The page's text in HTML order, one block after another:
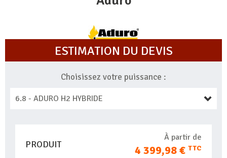
ESTIMATION DU DEVIS
Choisissez votre puissance :
PRODUIT
À partir de
4 399,98 € TTC